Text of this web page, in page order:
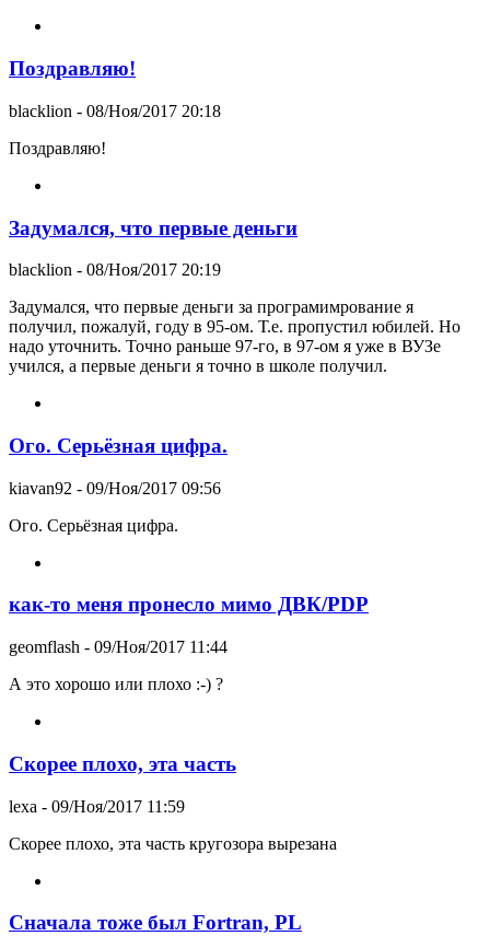
Поздравляю!
blacklion - 08/Ноя/2017 20:18
Поздравляю!
Задумался, что первые деньги
blacklion - 08/Ноя/2017 20:19
Задумался, что первые деньги за програмимрование я
получил, пожалуй, году в 95-ом. Т.е. пропустил юбилей. Но
надо уточнить. Точно раньше 97-го, в 97-ом я уже в ВУЗе
учился, а первые деньги я точно в школе получил.
Ого. Серьёзная цифра.
kiavan92 - 09/Ноя/2017 09:56
Ого. Серьёзная цифра.
как-то меня пронесло мимо ДВК/PDP
geomflash - 09/Ноя/2017 11:44
А это хорошо или плохо :-) ?
Скорее плохо, эта часть
lexa - 09/Ноя/2017 11:59
Скорее плохо, эта часть кругозора вырезана
Сначала тоже был Fortran, PL